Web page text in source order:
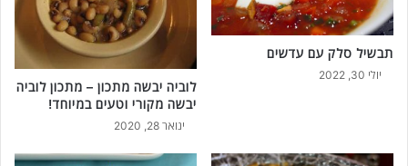
תבשיל סלק עם עדשים
יולי 30, 2022
לוביה יבשה מתכון – מתכון לוביה
יבשה מקורי וטעים במיוחד!
ינואר 28, 2020